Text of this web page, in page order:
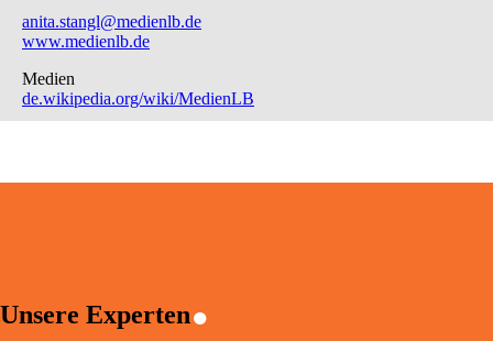
anita.stangl@medienlb.de
www.medienlb.de
Medien
de.wikipedia.org/wiki/MedienLB
Unsere Experten.